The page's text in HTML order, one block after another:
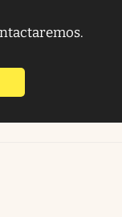
en nueva pestaña